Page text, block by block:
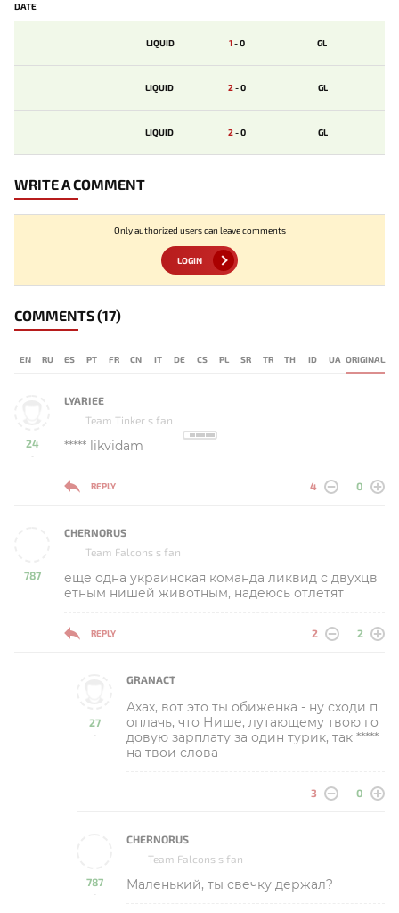
DATE
LIQUID 1-0 GL
LIQUID 2-0 GL
LIQUID 2-0 GL
WRITE A COMMENT
Only authorized users can leave comments
LOGIN
COMMENTS(17)
EN RU ES PT FR CN IT DE CS PL SR TR TH ID UA ORIGINAL
24
-
LYARIEE
Team Tinker s fan
***** likvidam
REPLY 4 0
787
-
CHERNORUS
Team Falcons s fan
еще одна украинская команда ликвид с двухцв
етным нишей животным, надеюсь отлетят
REPLY 2 2
27
-
GRANACT
Ахах, вот это ты обиженка - ну сходи п
оплачь, что Нише, лутающему твою го
довую зарплату за один турик, так *****
на твои слова
3 0
787
-
CHERNORUS
Team Falcons s fan
Маленький, ты свечку держал?